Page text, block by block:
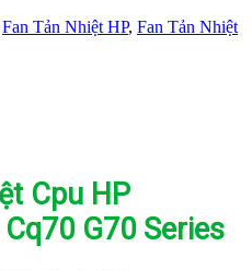
Fan Tản Nhiệt HP, Fan Tản Nhiệt
Cpu HP
G70 Series